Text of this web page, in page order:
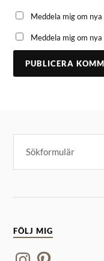
Meddela mig om
Meddela mig om
FÖLJ MIG